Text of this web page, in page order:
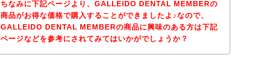
ちなみに下記ページより、GALLEIDO DENTAL MEMBERの
商品がお得な価格で購入することができましたよ♪なので、
GALLEIDO DENTAL MEMBERの商品に興味のある方は下記
ページなどを参考にされてみてはいかがでしょうか？